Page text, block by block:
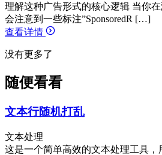
理解这种广告形式的核心逻辑 当你
会注意到一些标注”SponsoredR […]
查看详情
没有更多了
随便看看
文本行随机打乱
文本处理
这是一个简单高效的文本处理工具